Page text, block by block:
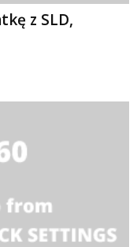
z SLD,